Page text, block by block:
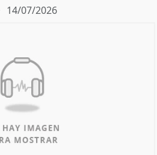
14/07/2026